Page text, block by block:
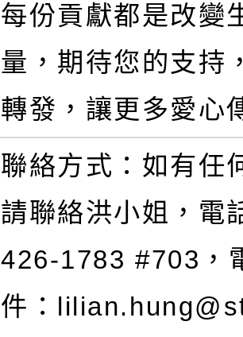
每份貢獻都是改變
量，期待您的支持
轉發，讓更多愛心
聯絡方式：如有任
請聯絡洪小姐，電
426-1783 #703，
件：